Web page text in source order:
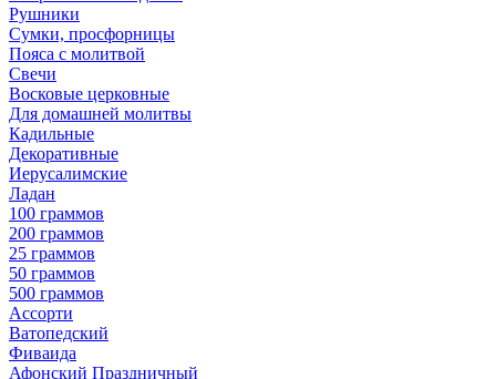
Рушники
Сумки, просфорницы
Пояса с молитвой
Свечи
Восковые церковные
Для домашней молитвы
Кадильные
Декоративные
Иерусалимские
Ладан
100 граммов
200 граммов
25 граммов
50 граммов
500 граммов
Ассорти
Ватопедский
Фиваида
Афонский Праздничный